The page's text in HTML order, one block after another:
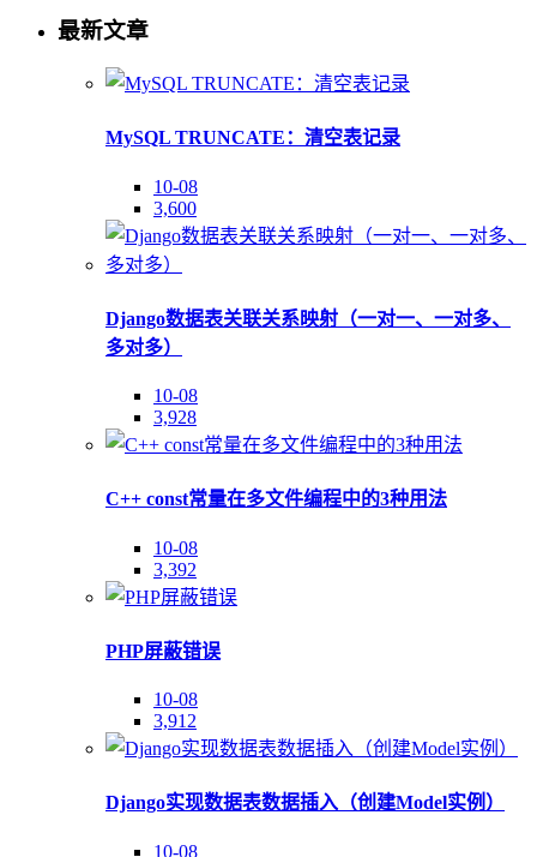
最新文章
MySQL TRUNCATE：清空表记录
10-08
3,600
Django数据表关联关系映射（一对一、一对多、
多对多）
10-08
3,928
C++ const常量在多文件编程中的3种用法
10-08
3,392
PHP屏蔽错误
10-08
3,912
Django实现数据表数据插入（创建Model实例）
10-08